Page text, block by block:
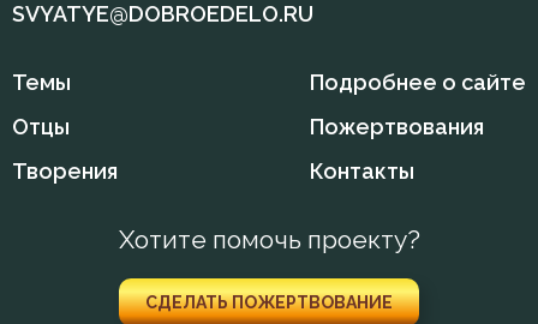
SVYATYE@DOBROEDELO.RU
Темы
Отцы
Творения
Подробнее о сайте
Пожертвования
Контакты
Хотите помочь проекту?
СДЕЛАТЬ ПОЖЕРТВОВАНИЕ